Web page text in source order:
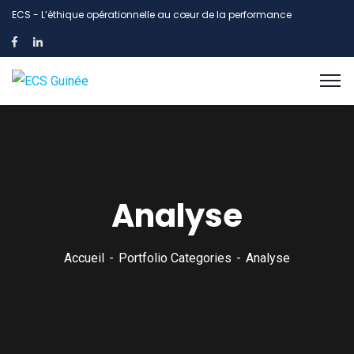
ECS - L’éthique opérationnelle au cœur de la performance
Analyse
Accueil Portfolio Categories Analyse